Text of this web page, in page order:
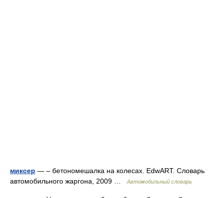
миксер — – бетономешалка на колесах. EdwART. Словарь
автомобильного жаргона, 2009 …
Автомобильный словарь